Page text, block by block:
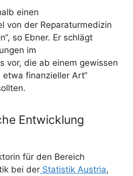
einen
von der Reparaturmedizin
so Ebner. Er schlägt
im
vor, die ab einem gewissen
finanzieller Art“
Entwicklung
für den Bereich
bei der Statistik Austria,